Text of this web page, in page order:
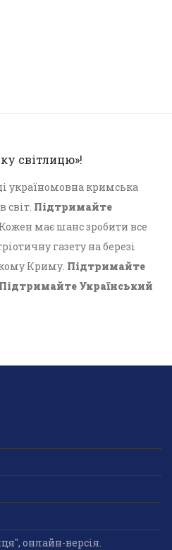
світлицю»!
україномовна кримська
світ. Підтримайте
Кожен має шанс зробити все
газету на березі
Криму. Підтримайте
Український
онлайн-версія.